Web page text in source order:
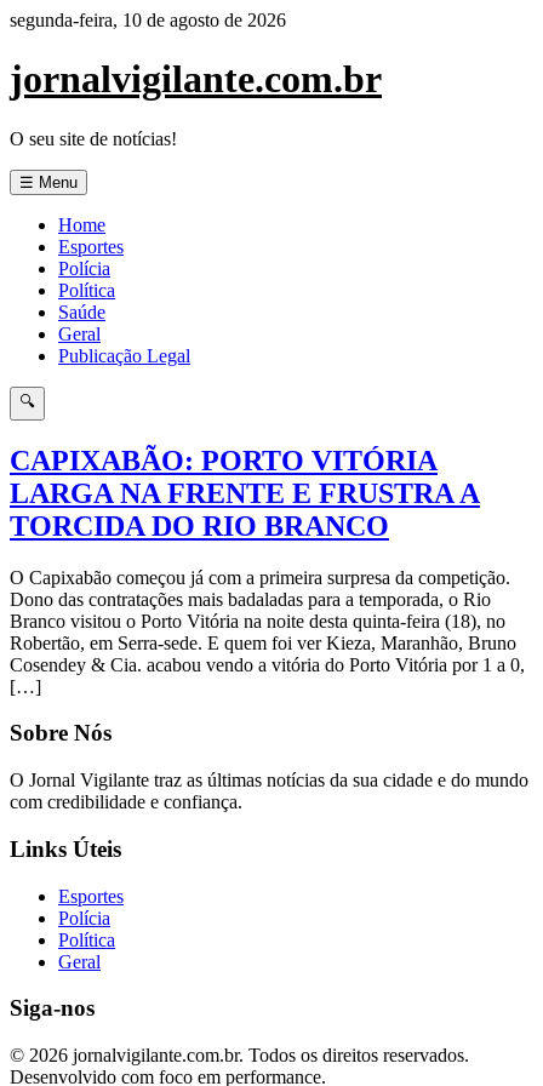
Pular
o
conteúdo
segunda-feira, 10 de agosto de 2026
jornalvigilante.com.br
O seu site de notícias!
☰ Menu
Home
Esportes
Polícia
Política
Saúde
Geral
Publicação Legal
🔍
CAPIXABÃO: PORTO VITÓRIA
LARGA NA FRENTE E FRUSTRA A
TORCIDA DO RIO BRANCO
O Capixabão começou já com a primeira surpresa da competição.
Dono das contratações mais badaladas para a temporada, o Rio
Branco visitou o Porto Vitória na noite desta quinta-feira (18), no
Robertão, em Serra-sede. E quem foi ver Kieza, Maranhão, Bruno
Cosendey & Cia. acabou vendo a vitória do Porto Vitória por 1 a 0,
[…]
Sobre Nós
O Jornal Vigilante traz as últimas notícias da sua cidade e do mundo
com credibilidade e confiança.
Links Úteis
Esportes
Polícia
Política
Geral
Siga-nos
© 2026 jornalvigilante.com.br. Todos os direitos reservados.
Desenvolvido com foco em performance.